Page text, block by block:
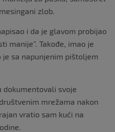
zlob.
i da je glavom probijao
manije”. Takođe, imao je
je sa napunjenim pištoljem
dokumentovali svoje
mrežama nakon
vratio sam kući na